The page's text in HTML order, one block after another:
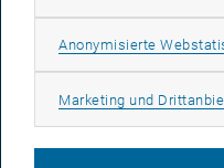
Anonymisierte
Marketing und